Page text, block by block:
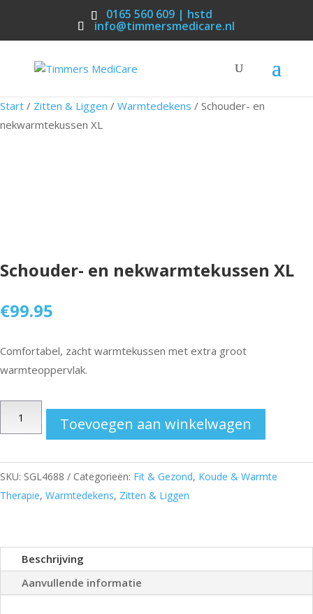
0165 560 609 | hstd
info@timmersmedicare.nl
Start / Zitten & Liggen / Warmtedekens / Schouder- en
nekwarmtekussen XL
Schouder- en nekwarmtekussen XL
€99.95
Comfortabel, zacht warmtekussen met extra groot
warmteoppervlak.
Schouder-
XL
aantal
Toevoegen aan winkelwagen
SKU: SGL4688 Categorieën: Fit & Gezond, Koude & Warmte
Therapie, Warmtedekens, Zitten & Liggen
Beschrijving
Aanvullende informatie